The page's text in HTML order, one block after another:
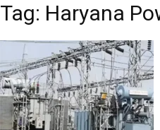
Tag: Haryana